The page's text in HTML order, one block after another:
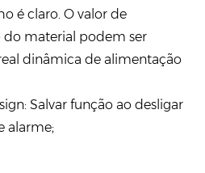
é claro. O valor de
material podem ser
dinâmica de alimentação
Salvar função ao desligar
alarme;